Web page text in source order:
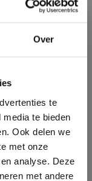
Over
te
te bieden
Ook delen we
met onze
analyse. Deze
met andere
Trustpilot
is no
de
Door
geeft u
in
Lees